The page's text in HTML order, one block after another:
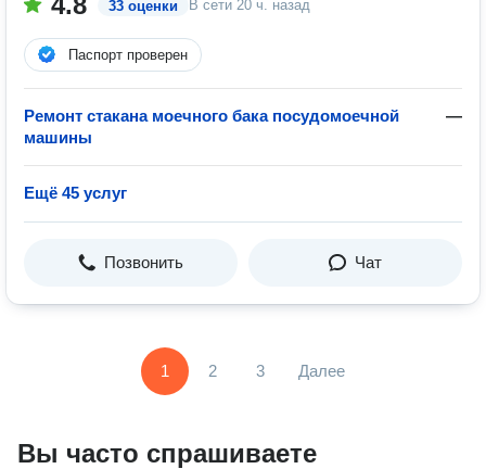
33 оценки В сети 20 ч. назад
Паспорт проверен
Ремонт стакана моечного бака посудомоечной
машины
—
Ещё 45 услуг
Позвонить Чат
1 2 3 Далее
Вы часто спрашиваете